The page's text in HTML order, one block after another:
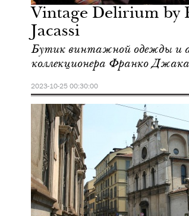
Vintage Delirium by
Jacassi
Бутик винтажной одежды и
коллекционера Франко
2023-10-25 00:30:00